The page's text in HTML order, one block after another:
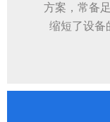
方案，常备
缩短了设备